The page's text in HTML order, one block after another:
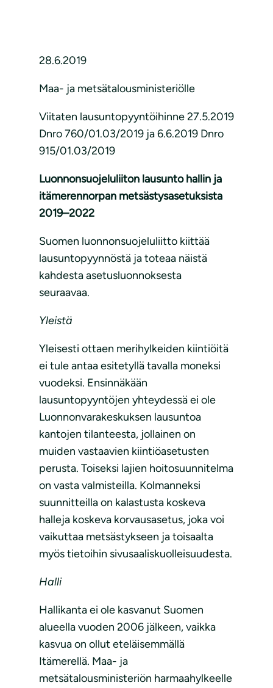
28.6.2019
Maa- ja metsätalousministeriölle
Viitaten lausuntopyyntöihinne 27.5.2019
Dnro 760/01.03/2019 ja 6.6.2019 Dnro
915/01.03/2019
Luonnonsuojeluliiton lausunto hallin ja
itämerennorpan metsästysasetuksista
2019–2022
Suomen luonnonsuojeluliitto kiittää
lausuntopyynnöstä ja toteaa näistä
kahdesta asetusluonnoksesta
seuraavaa.
Yleistä
Yleisesti ottaen merihylkeiden kiintiöitä
ei tule antaa esitetyllä tavalla moneksi
vuodeksi. Ensinnäkään
lausuntopyyntöjen yhteydessä ei ole
Luonnonvarakeskuksen lausuntoa
kantojen tilanteesta, jollainen on
muiden vastaavien kiintiöasetusten
perusta. Toiseksi lajien hoitosuunnitelma
on vasta valmisteilla. Kolmanneksi
suunnitteilla on kalastusta koskeva
halleja koskeva korvausasetus, joka voi
vaikuttaa metsästykseen ja toisaalta
myös tietoihin sivusaaliskuolleisuudesta.
Halli
Hallikanta ei ole kasvanut Suomen
alueella vuoden 2006 jälkeen, vaikka
kasvua on ollut eteläisemmällä
Itämerellä. Maa- ja
metsätalousministeriön harmaahylkeelle